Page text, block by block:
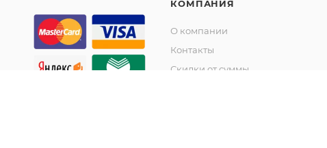
КОМПАНИЯ
О компании
Контакты
Скидки от суммы